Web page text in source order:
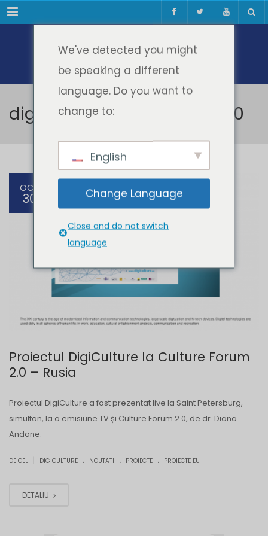
Meniul
digiculture culture forum 2.0
OCT
30
Proiectul DigiCulture la Culture Forum
2.0 – Rusia
Proiectul DigiCulture a fost prezentat live la Saint Petersburg,
simultan, la o emisiune TV și Culture Forum 2.0, de dr. Diana
Andone.
DE CEL DIGICULTURE . NOUTATI . PROIECTE . PROIECTE EU
DETALIU
We've detected you might
be speaking a different
language. Do you want to
change to:
English
Change Language
Close and do not switch
language